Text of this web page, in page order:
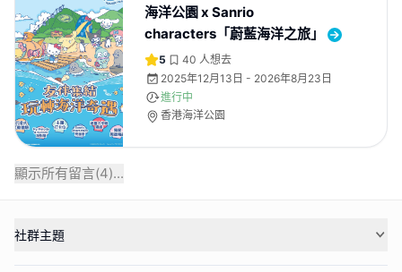
海洋公園 x Sanrio
characters「蔚藍海洋之旅」
5 40 人想去
2025年12月13日 - 2026年8月23日
進行中
香港海洋公園
顯示所有留言(4)...
社群主題